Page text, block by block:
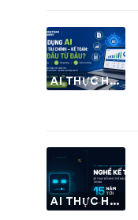
AI THỰC HÀNH
AI THỰC HÀNH